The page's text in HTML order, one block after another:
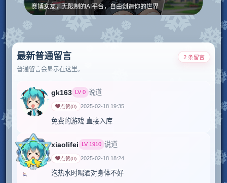
赛博女友，无限制的AI平台，自由创造你的世界
最新普通留言
普通留言会显示在这里。
2 条留言
gk163 LV0 说道
点赞(0) 2025-02-18 19:35
免费的游戏 直接入库
xiaolifei LV 1910 说道
点赞(0) 2025-02-18 18:24
泡热水时喝酒对身体不好